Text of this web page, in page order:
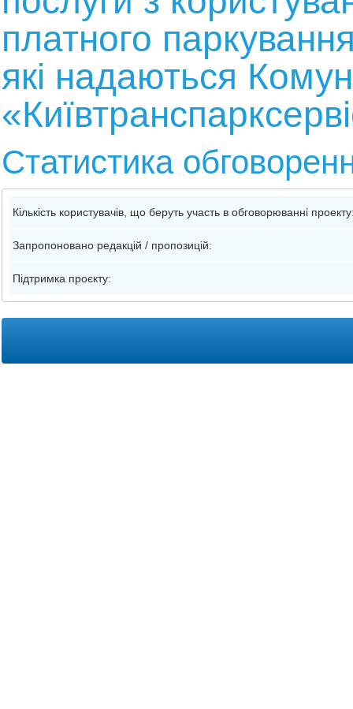
платного
які надаються
Статистика
Кількість користувачів, що беруть участь в обговорюванні
Запропоновано редакцій / пропозицій:
Підтримка проєкту: